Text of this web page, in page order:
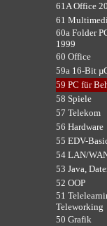
61A Office
61
60a Folder
1999
60 Office
59a 16-Bit
59 PC für
58 Spiele
57 Telekom
56 Hardware
55 EDV-
54 LAN/
53 Java,
52 OOP
51
Teleworking
50 Grafik